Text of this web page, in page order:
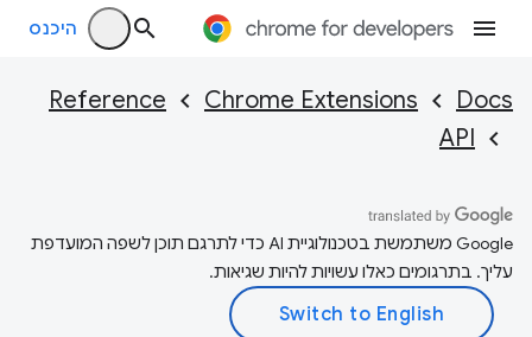
היכנס
Docs
Chrome Extensions
Reference
API
‫Google משתמשת בטכנולוגיית AI כדי לתרגם תוכן לשפה המועדפת
עליך. בתרגומים כאלו עשויות להיות שגיאות.